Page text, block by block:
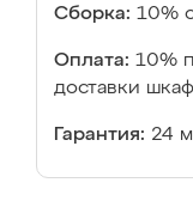
Сборка: 10%
Оплата: 10%
доставки
Гарантия: 24